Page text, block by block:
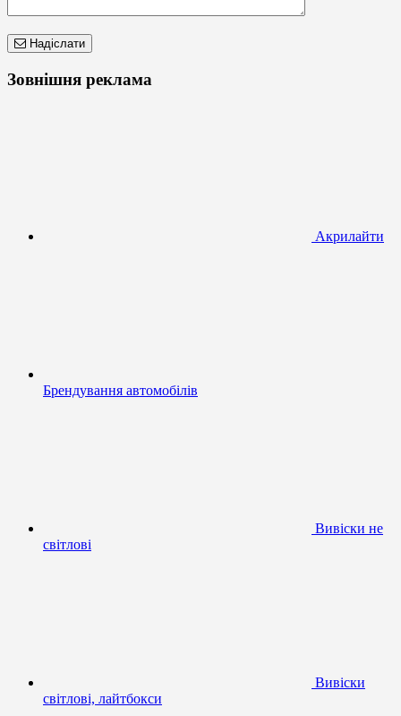
Надіслати
Зовнішня реклама
Акрилайти
Брендування автомобілів
Вивіски не
світлові
Вивіски
світлові, лайтбокси